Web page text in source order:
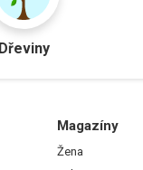
Dřeviny
Magazíny
Žena